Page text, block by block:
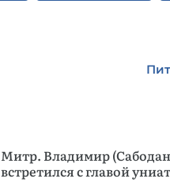
Митр. Владимир
встретился с главой